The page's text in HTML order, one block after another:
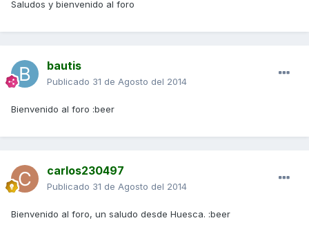
Saludos y bienvenido al foro
bautis
Publicado 31 de Agosto del 2014
Bienvenido al foro :beer
carlos230497
Publicado 31 de Agosto del 2014
Bienvenido al foro, un saludo desde Huesca. :beer